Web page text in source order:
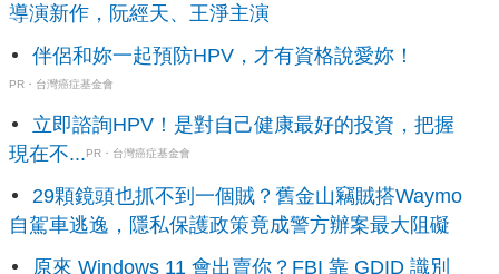
導演新作，阮經天、王淨主演
伴侶和妳一起預防HPV，才有資格說愛妳！
PR・台灣癌症基金會
立即諮詢HPV！是對自己健康最好的投資，把握
現在不...PR・台灣癌症基金會
29顆鏡頭也抓不到一個賊？舊金山竊賊搭Waymo
自駕車逃逸，隱私保護政策竟成警方辦案最大阻礙
原來 Windows 11 會出賣你？FBI 靠 GDID 識別